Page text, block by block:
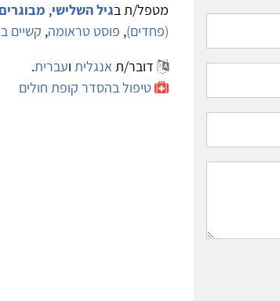
מטפל/ת בגיל השלישי, מבוגרים
(פחדים), פוסט טראומה, קשיים
דובר/תאנגלית ועברית.
טיפול בהסדר קופת חולים